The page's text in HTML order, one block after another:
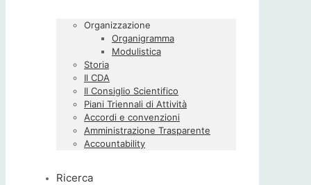
Organizzazione
Organigramma
Modulistica
Storia
Il CDA
Il Consiglio Scientifico
Piani Triennali di Attività
Accordi e convenzioni
Amministrazione Trasparente
Accountability
Ricerca